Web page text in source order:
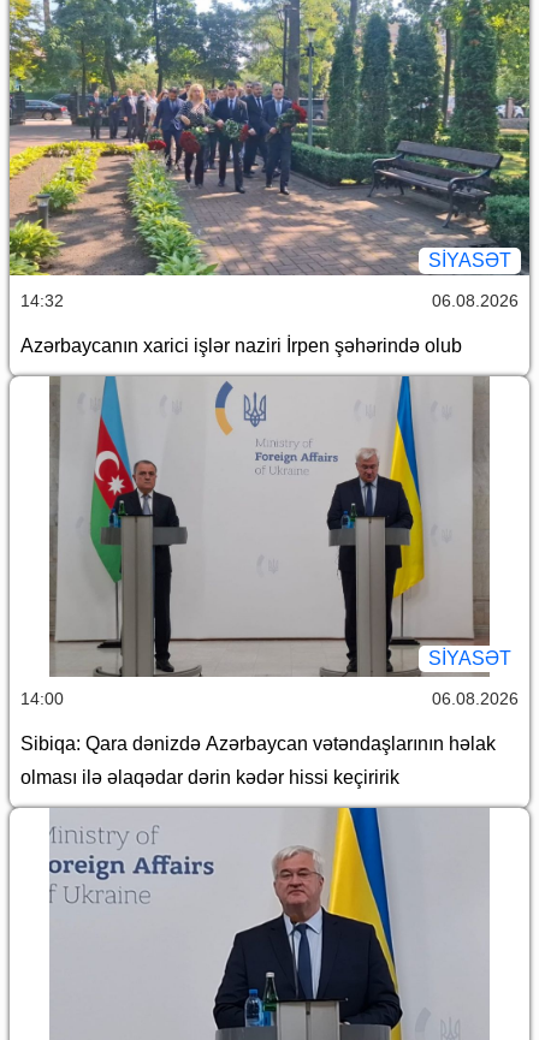
SİYASƏT
14:32 06.08.2026
Azərbaycanın xarici işlər naziri İrpen şəhərində olub
SİYASƏT
14:00 06.08.2026
Sibiqa: Qara dənizdə Azərbaycan vətəndaşlarının həlak
olması ilə əlaqədar dərin kədər hissi keçiririk